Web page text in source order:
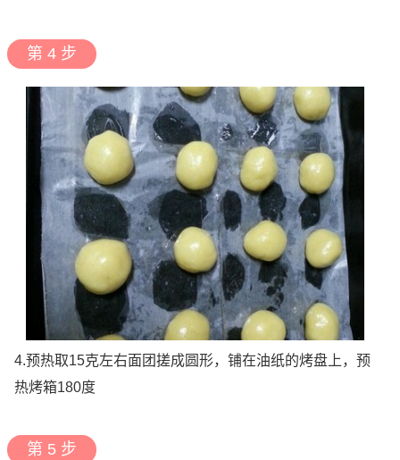
第 4 步
4.预热取15克左右面团搓成圆形，铺在油纸的烤盘上，预
热烤箱180度
第 5 步